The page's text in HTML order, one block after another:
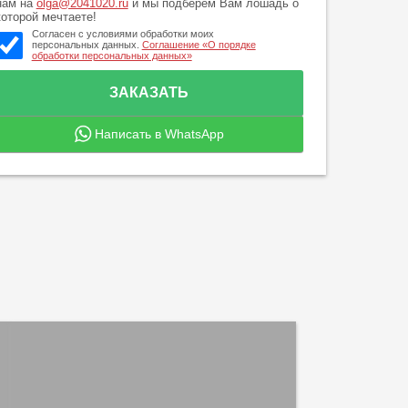
на olga@2041020.ruи мы подберем Вам лошадь о
мечтаете!
Согласен с условиями обработки моих
персональных данных. Соглашение «О порядке
обработки персональных данных»
Написать в WhatsApp